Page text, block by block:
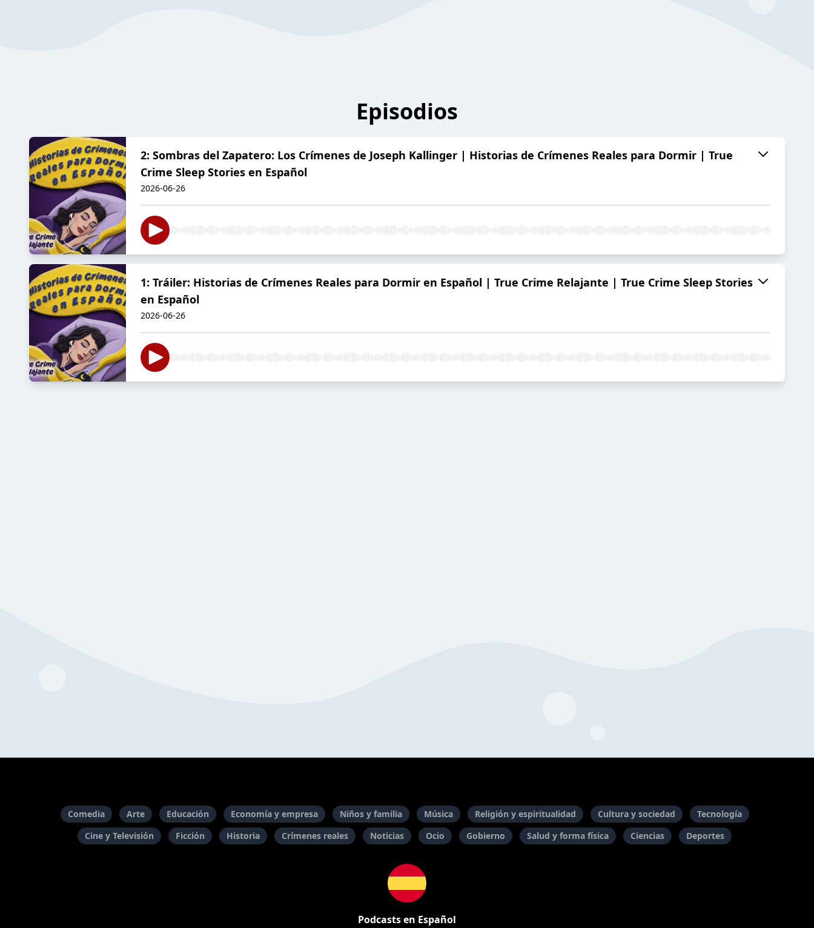
Episodios
2: Sombras del Zapatero: Los Crímenes de Joseph Kallinger | Historias de Crímenes Reales para Dormir | True
Crime Sleep Stories en Español
2026-06-26
1: Tráiler: Historias de Crímenes Reales para Dormir en Español | True Crime Relajante | True Crime Sleep Stories
en Español
2026-06-26
Comedia Arte Educación Economía y empresa Niños y familia Música Religión y espiritualidad Cultura y sociedad
Tecnología
Cine y Televisión
Ficción Historia Crímenes reales Noticias Ocio Gobierno Salud y forma física Ciencias Deportes
Podcasts en Español